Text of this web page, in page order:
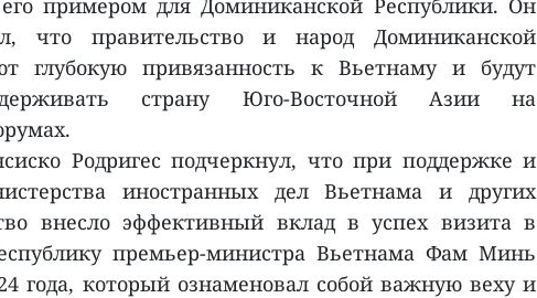
примером для Доминиканской Республики. Он
что правительство и народ Доминиканской
глубокую привязанность к Вьетнаму и будут
страну Юго-Восточной Азии на
Родригес подчеркнул, что при поддержке и
иностранных дел Вьетнама и других
внесло эффективный вклад в успех визита в
премьер-министра Вьетнама Фам Минь
года, который ознаменовал собой важную веху и